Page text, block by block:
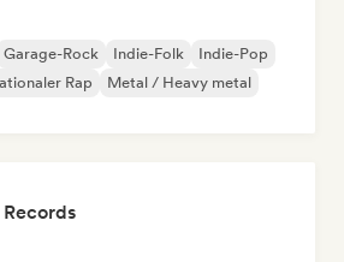
Garage-Rock Indie-Folk
Indie-Pop
Rap
Metal / Heavy metal